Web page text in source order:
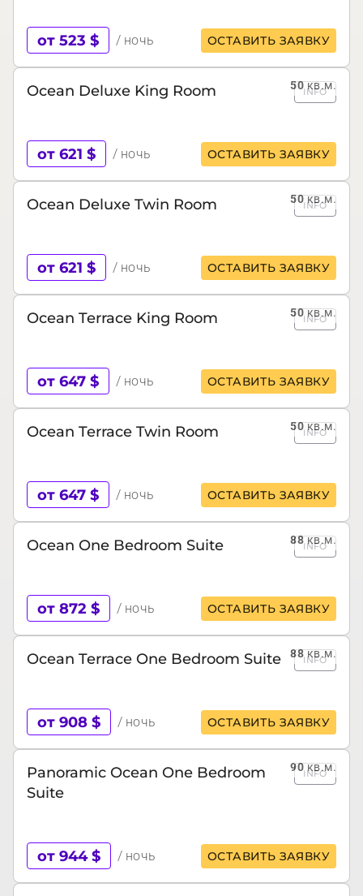
от 523 $ / ночь ОСТАВИТЬ ЗАЯВКУ
50кв.м.
Ocean Deluxe King Room INFO
от 621 $ / ночь ОСТАВИТЬ ЗАЯВКУ
50кв.м.
Ocean Deluxe Twin Room INFO
от 621 $ / ночь ОСТАВИТЬ ЗАЯВКУ
50кв.м.
Ocean Terrace King Room INFO
от 647 $ / ночь ОСТАВИТЬ ЗАЯВКУ
50кв.м.
Ocean Terrace Twin Room INFO
от 647 $ / ночь ОСТАВИТЬ ЗАЯВКУ
88кв.м.
Ocean One Bedroom Suite INFO
от 872 $ / ночь ОСТАВИТЬ ЗАЯВКУ
88кв.м.
Ocean Terrace One Bedroom Suite INFO
от 908 $ / ночь ОСТАВИТЬ ЗАЯВКУ
90кв.м.
Panoramic Ocean One Bedroom
Suite
INFO
от 944 $ / ночь ОСТАВИТЬ ЗАЯВКУ